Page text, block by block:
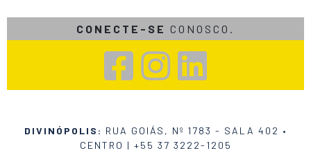
CONECTE-SE CONOSCO.
DIVINÓPOLIS: RUA GOIÁS, Nº 1783 - SALA 402 •
CENTRO | +55 37 3222-1205